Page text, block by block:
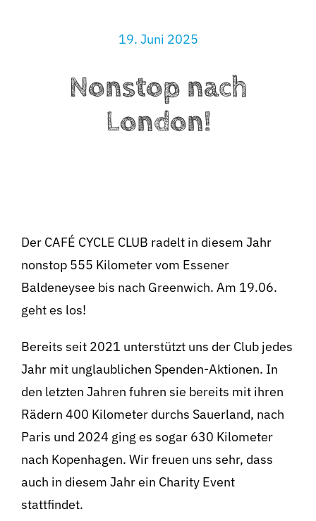
19. Juni 2025
Nonstop nach
London!
Der CAFÉ CYCLE CLUB radelt in diesem Jahr
nonstop 555 Kilometer vom Essener
Baldeneysee bis nach Greenwich. Am 19.06.
geht es los!
Bereits seit 2021 unterstützt uns der Club jedes
Jahr mit unglaublichen Spenden-Aktionen. In
den letzten Jahren fuhren sie bereits mit ihren
Rädern 400 Kilometer durchs Sauerland, nach
Paris und 2024 ging es sogar 630 Kilometer
nach Kopenhagen. Wirfreuen uns sehr, dass
auch in diesem Jahr ein Charity Event
stattfindet.
Hallo! Wie kann ich Ihnen helfen?